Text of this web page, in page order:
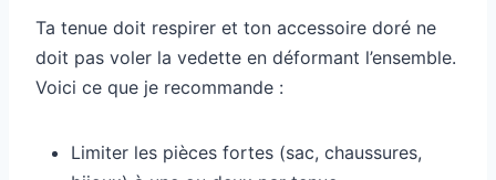
Ta tenue doit respirer et ton accessoire doré ne
doit pas voler la vedette en déformant l’ensemble.
Voici ce que je recommande :
Limiter les pièces fortes (sac, chaussures,